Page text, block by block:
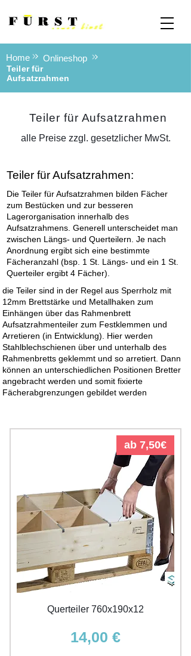
Home
Onlineshop
Teiler für
Aufsatzrahmen
Teiler für Aufsatzrahmen
alle Preise zzgl. gesetzlicher MwSt.
Teiler für Aufsatzrahmen:
Die Teiler für Aufsatzrahmen bilden Fächer
zum Bestücken und zur besseren
Lagerorganisation innerhalb des
Aufsatzrahmens. Generell unterscheidet man
zwischen Längs- und Querteilern. Je nach
Anordnung ergibt sich eine bestimmte
Fächeranzahl (bsp. 1 St. Längs- und ein 1 St.
Querteiler ergibt 4 Fächer).
die Teiler sind in der Regel aus Sperrholz mit
12mm Brettstärke und Metallhaken zum
Einhängen über das Rahmenbrett
Aufsatzrahmenteiler zum Festklemmen und
Arretieren (in Entwicklung). Hier werden
Stahlblechschienen über und unterhalb des
Rahmenbretts geklemmt und so arretiert. Dann
können an unterschiedlichen Positionen Bretter
angebracht werden und somit fixierte
Fächerabgrenzungen gebildet werden
ab 7,50€
Querteiler 760x190x12
Preis
14,00 €